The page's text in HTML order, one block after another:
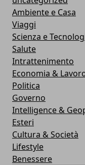
Ambiente e Casa
Viaggi
Scienza e
Salute
Intrattenimento
Economia &
Politica
Governo
Intelligence &
Esteri
Cultura & Società
Lifestyle
Benessere